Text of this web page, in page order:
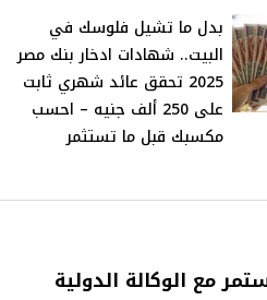
بدل ما تشيل فلوسك في
البيت.. شهادات ادخار بنك مصر
2025 تحقق عائد شهري ثابت
على 250 ألف جنيه – احسب
مكسبك قبل ما تستثمر
مع الوكالة الدولية